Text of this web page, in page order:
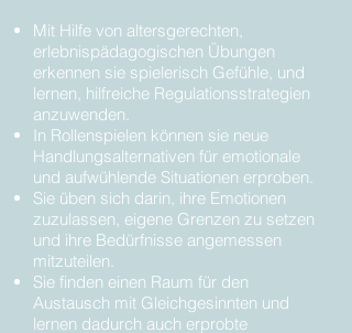
Mit Hilfe von altersgerechten,
erlebnispädagogischen Übungen
erkennen sie spielerisch Gefühle, und
lernen, hilfreiche Regulationsstrategien
anzuwenden.
In Rollenspielen können sie neue
Handlungsalternativen für emotionale
und aufwühlende Situationen erproben.
Sie üben sich darin, ihre Emotionen
zuzulassen, eigene Grenzen zu setzen
und ihre Bedürfnisse angemessen
mitzuteilen.
Sie finden einen Raum für den
Austausch mit Gleichgesinnten und
lernen dadurch auch erprobte